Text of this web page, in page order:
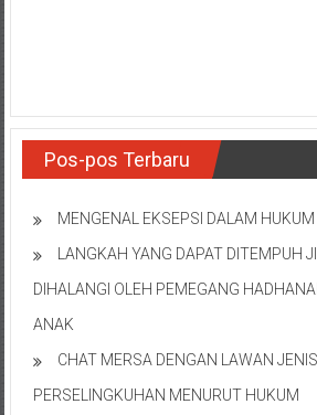
Selatan/
Samarinda/Jawa
jawa
Terdekat
Pos-pos Terbaru
MENGENAL EKSEPSI DALAM
LANGKAH YANG DAPAT DITEMPUH
DIHALANGI OLEH PEMEGANG
ANAK
CHAT MERSA DENGAN LAWAN
PERSELINGKUHAN MENURUT HUKUM